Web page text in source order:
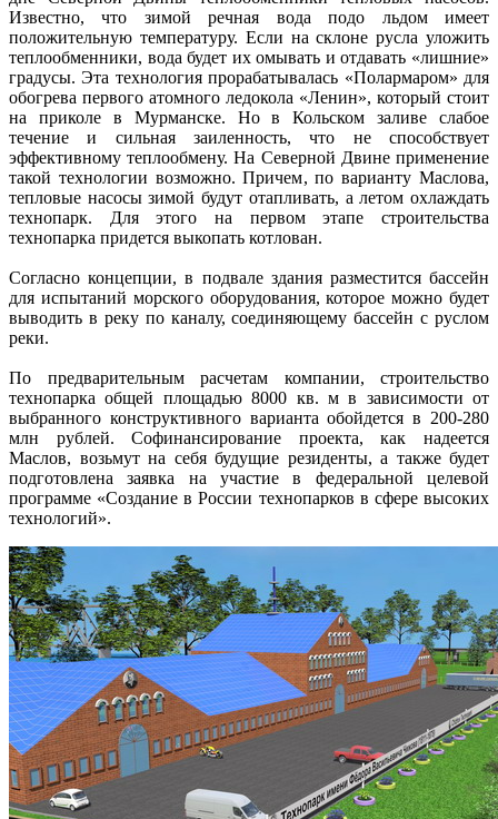
Известно, что зимой речная вода подо льдом имеет
положительную температуру. Если на склоне русла уложить
теплообменники, вода будет их омывать и отдавать «лишние»
градусы. Эта технология прорабатывалась «Полармаром» для
обогрева первого атомного ледокола «Ленин», который стоит
на приколе в Мурманске. Но в Кольском заливе слабое
течение и сильная заиленность, что не способствует
эффективному теплообмену. На Северной Двине применение
такой технологии возможно. Причем, по варианту Маслова,
тепловые насосы зимой будут отапливать, а летом охлаждать
технопарк. Для этого на первом этапе строительства
технопарка придется выкопать котлован.
Согласно концепции, в подвале здания разместится бассейн
для испытаний морского оборудования, которое можно будет
выводить в реку по каналу, соединяющему бассейн с руслом
реки.
По предварительным расчетам компании, строительство
технопарка общей площадью 8000 кв. м в зависимости от
выбранного конструктивного варианта обойдется в 200-280
млн рублей. Софинансирование проекта, как надеется
Маслов, возьмут на себя будущие резиденты, а также будет
подготовлена заявка на участие в федеральной целевой
программе «Создание в России технопарков в сфере высоких
технологий».